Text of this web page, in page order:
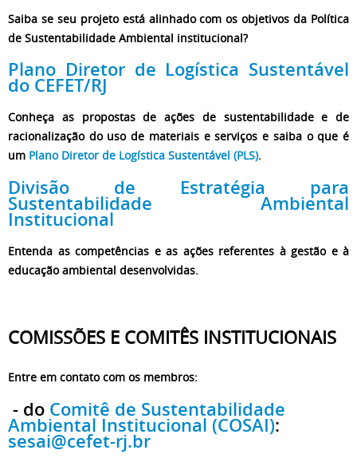
Saiba se seu projeto está alinhado com os objetivos da Política
de Sustentabilidade Ambiental institucional?
Plano Diretor de Logística Sustentável
do CEFET/RJ
Conheça as propostas de ações de sustentabilidade e de
racionalização do uso de materiais e serviços e saiba o que é
um Plano Diretor de Logística Sustentável (PLS).
Divisão de Estratégia para
Sustentabilidade Ambiental
Institucional
Entenda as competências e as ações referentes à gestão e à
educação ambiental desenvolvidas.
COMISSÕES E COMITÊS INSTITUCIONAIS
Entre em contato com os membros:
- do Comitê de Sustentabilidade
Ambiental Institucional (COSAI):
sesai@cefet-rj.br